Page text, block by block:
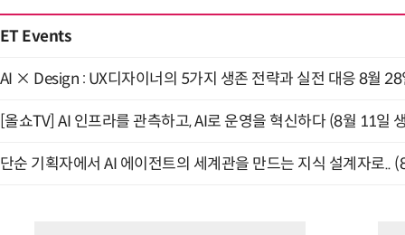
ET Events
AI × Design : UX디자이너의 5가지 생존 전략과 실전 대응 8월
[올쇼TV] AI 인프라를 관측하고, AI로 운영을 혁신하다 (8월 11일
단순 기획자에서 AI 에이전트의 세계관을 만드는 지식 설계자로..